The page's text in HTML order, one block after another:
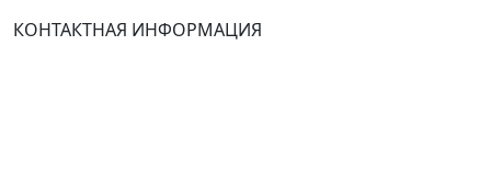
КОНТАКТНАЯ ИНФОРМАЦИЯ